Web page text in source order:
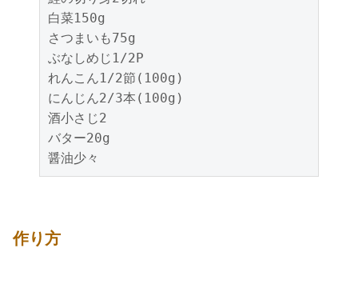
白菜150g
さつまいも75g
ぶなしめじ1/2P
れんこん1/2節(100g)
にんじん2/3本(100g)
酒小さじ2
バター20g
醤油少々
作り方